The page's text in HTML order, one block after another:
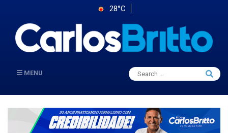
28°C
MENU
Search
for:
Search